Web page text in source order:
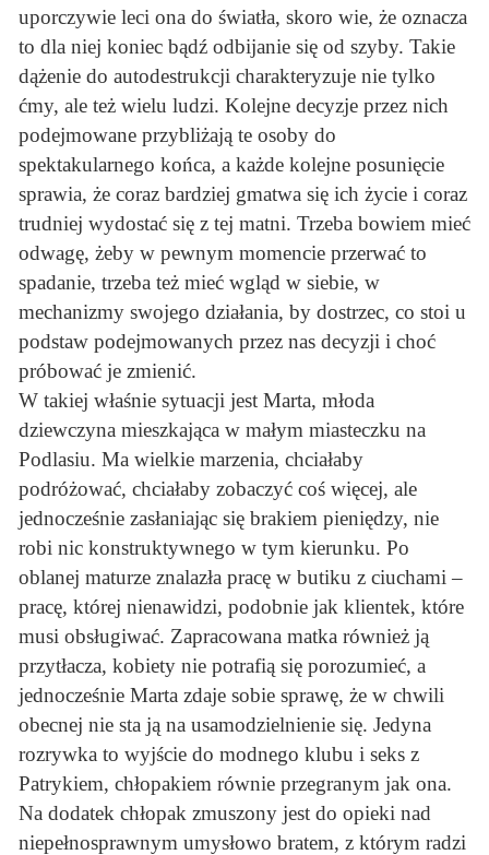
uporczywie leci ona do światła, skoro wie, że oznacza
to dla niej koniec bądź odbijanie się od szyby. Takie
dążenie do autodestrukcji charakteryzuje nie tylko
ćmy, ale też wielu ludzi. Kolejne decyzje przez nich
podejmowane przybliżają te osoby do
spektakularnego końca, a każde kolejne posunięcie
sprawia, że coraz bardziej gmatwa się ich życie i coraz
trudniej wydostać się z tej matni. Trzeba bowiem mieć
odwagę, żeby w pewnym momencie przerwać to
spadanie, trzeba też mieć wgląd w siebie, w
mechanizmy swojego działania, by dostrzec, co stoi u
podstaw podejmowanych przez nas decyzji i choć
próbować je zmienić.
W takiej właśnie sytuacji jest Marta, młoda
dziewczyna mieszkająca w małym miasteczku na
Podlasiu. Ma wielkie marzenia, chciałaby
podróżować, chciałaby zobaczyć coś więcej, ale
jednocześnie zasłaniając się brakiem pieniędzy, nie
robi nic konstruktywnego w tym kierunku. Po
oblanej maturze znalazła pracę w butiku z ciuchami –
pracę, której nienawidzi, podobnie jak klientek, które
musi obsługiwać. Zapracowana matka również ją
przytłacza, kobiety nie potrafią się porozumieć, a
jednocześnie Marta zdaje sobie sprawę, że w chwili
obecnej nie sta ją na usamodzielnienie się. Jedyna
rozrywka to wyjście do modnego klubu i seks z
Patrykiem, chłopakiem równie przegranym jak ona.
Na dodatek chłopak zmuszony jest do opieki nad
niepełnosprawnym umysłowo bratem, z którym radzi